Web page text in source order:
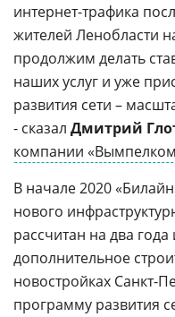
интернет-трафика
жителей Ленобласти
продолжим делать
наших услуг и уже
развития сети –
- сказал Дмитрий
компании
В начале 2020
нового
рассчитан на два
дополнительное
новостройках Санкт-
программу развития